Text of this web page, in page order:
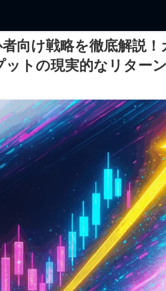
向け戦略を徹底解説
トの現実的なリター